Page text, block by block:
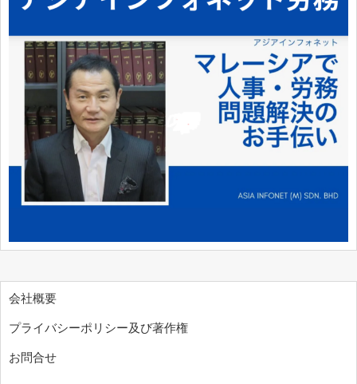
会社概要
プライバシーポリシー及び著作権
お問合せ